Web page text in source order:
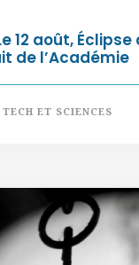
12 août, Éclipse
de l’Académie
TECH ET SCIENCES